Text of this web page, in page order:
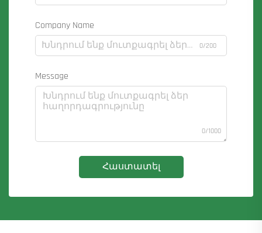
Company Name
0/200
Message
0/1000
Հաստատել